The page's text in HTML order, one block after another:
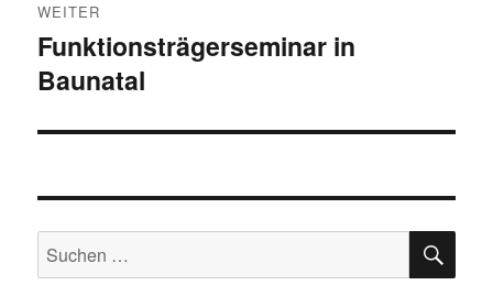
WEITER
Nächster
Beitrag:
Funktionsträgerseminar in
Baunatal
Suchen
nach: